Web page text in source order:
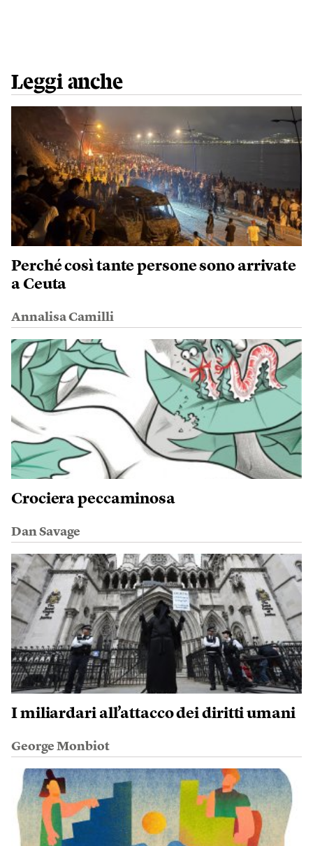
Leggi anche
Perché così tante persone sono arrivate
a Ceuta
Annalisa Camilli
Crociera peccaminosa
Dan Savage
I miliardari all’attacco dei diritti umani
George Monbiot